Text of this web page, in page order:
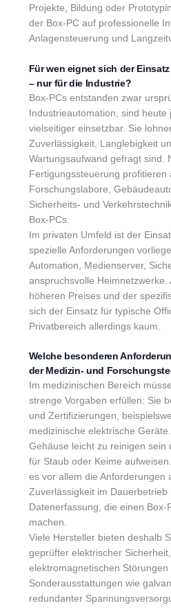
Projekte, Bildung oder
der Box-PC auf professionelle
Anlagensteuerung und
Für wen eignet sich der
– nur für die Industrie?
Box-PCs entstanden zwar
Industrieautomation, sind heute
vielseitiger einsetzbar. Sie
Zuverlässigkeit, Langlebigkeit
Wartungsaufwand gefragt sind.
Fertigungssteuerung profitieren
Forschungslabore,
Sicherheits- und
Box-PCs.
Im privaten Umfeld ist der
spezielle Anforderungen
Automation, Medienserver,
anspruchsvolle Heimnetzwerke.
höheren Preises und der
sich der Einsatz für typische
Privatbereich allerdings kaum.
Welche besonderen
der Medizin- und
Im medizinischen Bereich
strenge Vorgaben erfüllen: Sie
und Zertifizierungen,
medizinische elektrische
Gehäuse leicht zu reinigen sein
für Staub oder Keime
es vor allem die Anforderungen
Zuverlässigkeit im Dauerbetrieb
Datenerfassung, die einen Box-
machen.
Viele Hersteller bieten deshalb
geprüfter elektrischer
elektromagnetischen Störungen
Sonderausstattungen wie
redundanter